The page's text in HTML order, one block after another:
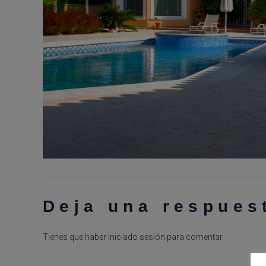
Deja una
Tienes que haber iniciado sesión para comentar.